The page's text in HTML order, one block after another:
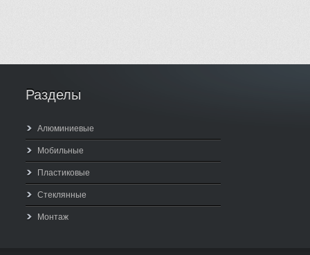
Разделы
Алюминиевые
Мобильные
Пластиковые
Стеклянные
Монтаж